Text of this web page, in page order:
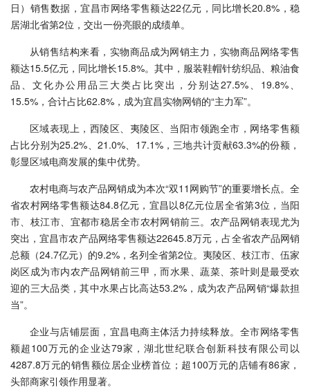
日）销售数据，宜昌市网络零售额达22亿元，同比增长20.8%，稳
居湖北省第2位，交出一份亮眼的成绩单。
从销售结构来看，实物商品成为网销主力，实物商品网络零售
额达15.5亿元，同比增长15.8%。其中，服装鞋帽针纺织品、粮油食
品、文化办公用品三大类占比突出，分别达27.5%、19.8%、
15.5%，合计占比62.8%，成为宜昌实物网销的“主力军”。
区域表现上，西陵区、夷陵区、当阳市领跑全市，网络零售额
占比分别为25.2%、21.0%、17.1%，三地共计贡献63.3%的份额，
彰显区域电商发展的集中优势。
农村电商与农产品网销成为本次“双11网购节”的重要增长点。全
省农村网络零售额达84.8亿元，宜昌以8亿元位居全省第3位，当阳
市、枝江市、宜都市稳居全市农村网销前三。农产品网销表现尤为
突出，宜昌市农产品网络零售额达22645.8万元，占全省农产品网销
总额（24.7亿元）的9.2%，名列全省第2位。夷陵区、枝江市、伍家
岗区成为市内农产品网销前三甲，而水果、蔬菜、茶叶则是最受欢
迎的三大品类，其中水果占比高达53.2%，成为农产品网销“爆款担
当”。
企业与店铺层面，宜昌电商主体活力持续释放。全市网络零售
额超100万元的企业达79家，湖北世纪联合创新科技有限公司以
4287.8万元的销售额位居企业榜首位；超100万元的店铺有86家，
头部商家引领作用显著。